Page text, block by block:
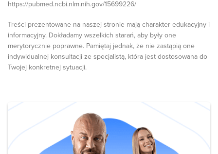
https://pubmed.ncbi.nlm.nih.gov/15699226/
Treści prezentowane na naszej stronie mają charakter edukacyjny i
informacyjny. Dokładamy wszelkich starań, aby były one
merytorycznie poprawne. Pamiętaj jednak, że nie zastąpią one
indywidualnej konsultacji ze specjalistą, która jest dostosowana do
Twojej konkretnej sytuacji.